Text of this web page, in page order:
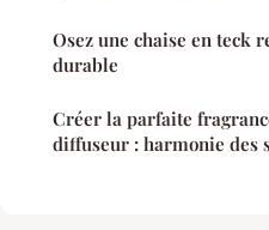
Osez une chaise en teck
durable
Créer la parfaite
diffuseur : harmonie des